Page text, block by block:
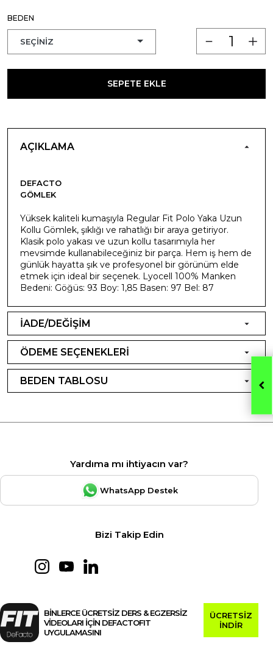
BEDEN
SEPETE EKLE
AÇIKLAMA
DEFACTO
GÖMLEK
Yüksek kaliteli kumaşıyla Regular Fit Polo Yaka Uzun
Kollu Gömlek, şıklığı ve rahatlığı bir araya getiriyor.
Klasik polo yakası ve uzun kollu tasarımıyla her
mevsimde kullanabileceğiniz bir parça. Hem iş hem de
günlük hayatta şık ve profesyonel bir görünüm elde
etmek için ideal bir seçenek. Lyocell 100% Manken
Bedeni: Göğüs: 93 Boy: 1,85 Basen: 97 Bel: 87
İADE/DEĞİŞİM
ÖDEME SEÇENEKLERİ
BEDEN TABLOSU
Yardıma mı ihtiyacın var?
WhatsApp Destek
Bizi Takip Edin
BİNLERCE ÜCRETSİZ DERS & EGZERSİZ
VİDEOLARI İÇİN DEFACTOFIT
UYGULAMASINI
ÜCRETSİZ
İNDİR